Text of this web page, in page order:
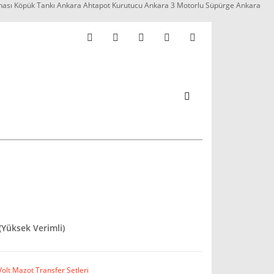
Köpük Tankı Ankara Ahtapot Kurutucu Ankara 3 Motorlu Süpürge Ankara
Verimli)
Mazot Transfer Setleri